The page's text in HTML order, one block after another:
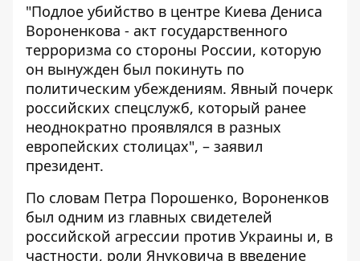
"Подлое убийство в центре Киева Дениса
Вороненкова - акт государственного
терроризма со стороны России, которую
он вынужден был покинуть по
политическим убеждениям. Явный почерк
российских спецслужб, который ранее
неоднократно проявлялся в разных
европейских столицах", – заявил
президент.
По словам Петра Порошенко, Вороненков
был одним из главных свидетелей
российской агрессии против Украины и, в
частности, роли Януковича в введение